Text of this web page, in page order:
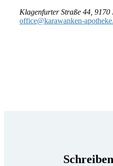
Klagenfurter Straße 44, 9170
office@karawanken-